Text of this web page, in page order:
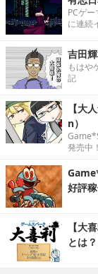
PCゲ
に連続
吉田
もはや
記
【大
n）
発売中！
好評
【大
とは